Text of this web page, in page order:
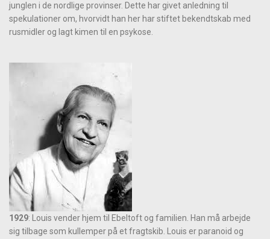
junglen i de nordlige provinser. Dette har givet anledning til
spekulationer om, hvorvidt han her har stiftet bekendtskab med
rusmidler og lagt kimen til en psykose.
1929: Louis vender hjem til Ebeltoft og familien. Han må arbejde
sig tilbage som kullemper på et fragtskib. Louis er paranoid og